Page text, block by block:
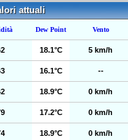
attuali
Dew Point Vento
18.1°C 5 km/h
16.1°C --
18.9°C 0 km/h
17.2°C 0 km/h
18.9°C 0 km/h